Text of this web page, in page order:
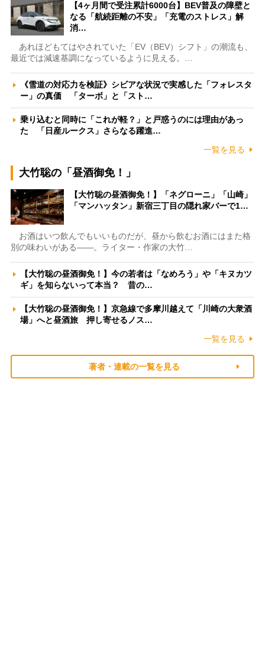
【4ヶ月間で受注累計6000台】BEV普及の障壁と
なる「航続距離の不安」「充電のストレス」解
消…
あれほどもてはやされていた「EV（BEV）シフト」の潮流も、
最近では減速基調になっているように見える。…
《雪道の対応力を検証》シビアな状況で実感した「フォレスタ
ー」の真価 「ターボ」と「スト…
乗り込むと同時に「これが軽？」と戸惑うのには理由があっ
た 「日産ルークス」さらなる躍進…
一覧を見る
大竹聡の「昼酒御免！」
【大竹聡の昼酒御免！】「ネグローニ」「山崎」
「マンハッタン」新宿三丁目の隠れ家バーで1…
お酒はいつ飲んでもいいものだが、昼から飲むお酒にはまた格
別の味わいがある――。ライター・作家の大竹…
【大竹聡の昼酒御免！】今の若者は「なめろう」や「キヌカツ
ギ」を知らないって本当？ 昔の…
【大竹聡の昼酒御免！】京急線で多摩川越えて「川崎の大衆酒
場」へと昼酒旅 押し寄せるノス…
一覧を見る
著者・連載の一覧を見る